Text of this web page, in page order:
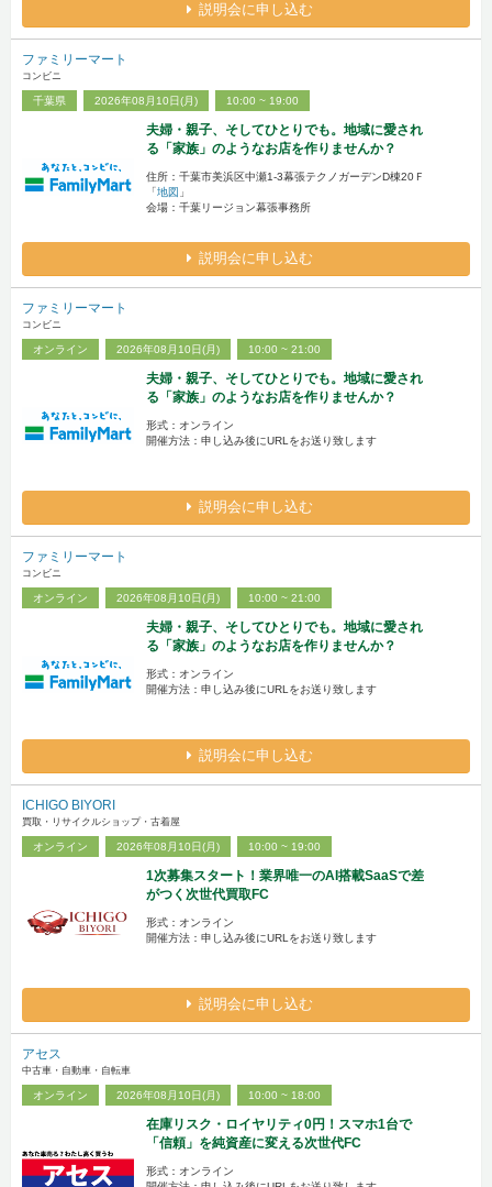
説明会に申し込む
ファミリーマート
コンビニ
千葉県 2026年08月10日(月) 10:00 ~ 19:00
夫婦・親子、そしてひとりでも。地域に愛され
る「家族」のようなお店を作りませんか？
住所：千葉市美浜区中瀬1-3幕張テクノガーデンD棟20Ｆ
「地図 」
会場：千葉リージョン幕張事務所
説明会に申し込む
ファミリーマート
コンビニ
オンライン 2026年08月10日(月) 10:00 ~ 21:00
夫婦・親子、そしてひとりでも。地域に愛され
る「家族」のようなお店を作りませんか？
形式：オンライン
開催方法：申し込み後にURLをお送り致します
説明会に申し込む
ファミリーマート
コンビニ
オンライン 2026年08月10日(月) 10:00 ~ 21:00
夫婦・親子、そしてひとりでも。地域に愛され
る「家族」のようなお店を作りませんか？
形式：オンライン
開催方法：申し込み後にURLをお送り致します
説明会に申し込む
ICHIGO BIYORI
買取・リサイクルショップ・古着屋
オンライン 2026年08月10日(月) 10:00 ~ 19:00
1次募集スタート！業界唯一のAI搭載SaaSで差
がつく次世代買取FC
形式：オンライン
開催方法：申し込み後にURLをお送り致します
説明会に申し込む
アセス
中古車・自動車・自転車
オンライン 2026年08月10日(月) 10:00 ~ 18:00
在庫リスク・ロイヤリティ0円！スマホ1台で
「信頼」を純資産に変える次世代FC
形式：オンライン